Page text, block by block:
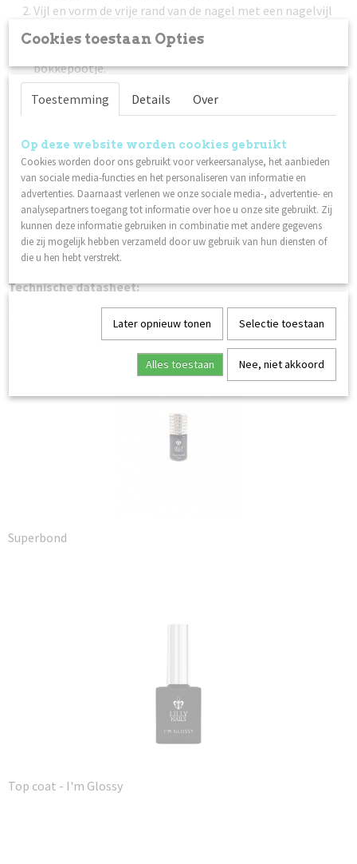
Vijl en vorm de vrije rand van de nagel met een nagelvijl
met 240 grit.
Duw de nagelriem voorzichting terug met een (metalen)
bokkepootje.
Maak de nagelplaat schoon met Scrub. Zorg ervoor dat je
de nagelplaat na deze stap niet aanraakt.
minuten drogen.
Breng een dunne laag Lilli Nails Nagellak naar keuze aan.
Laat 2 - 3 minuten drogen. Herhaal deze stap nog een
keer voor het beste resultaat.
Werk af met een dunne laag Nagellak Top Coat. Laat 1
minuut drogen. Een extra laag topcoat zorgt voor een
betere houdbaarheid.
Technische datasheet:
Superbond
Top coat - I'm Glossy
Cookies toestaan Opties
Toestemming Details Over
Op deze website worden cookies gebruikt
Cookies worden door ons gebruikt voor verkeersanalyse, het aanbieden
van sociale media-functies en het personaliseren van informatie en
advertenties. Daarnaast verlenen we onze sociale media-, advertentie- en
analysepartners toegang tot informatie over hoe u onze site gebruikt. Zij
kunnen deze informatie gebruiken in combinatie met andere gegevens
die zij mogelijk hebben verzameld door uw gebruik van hun diensten of
die u hen hebt verstrekt.
Later opnieuw tonen Selectie toestaan
Alles toestaan Nee, niet akkoord